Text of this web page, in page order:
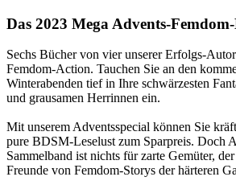
Das 2023 Mega Advents-
Sechs Bücher von vier unserer Erfolgs-
Femdom-Action. Tauchen Sie an den
Winterabenden tief in Ihre schwärzesten
und grausamen Herrinnen ein.
Mit unserem Adventsspecial können Sie
pure BDSM-Leselust zum Sparpreis. Doch
Sammelband ist nichts für zarte Gemüter,
Freunde von Femdom-Storys der härteren